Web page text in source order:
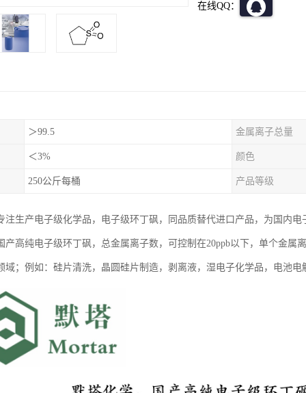
在线QQ：
＞99.5 金属离子总量
＜3% 颜色
250公斤每桶 产品等级
注生产电子级化学品，电子级环丁砜，同品质替代进口产品，为国内电
产高纯电子级环丁砜，总金属离子数，可控制在20ppb以下，单个金属
域；例如：硅片清洗，晶圆硅片制造，剥离液，湿电子化学品，电池电